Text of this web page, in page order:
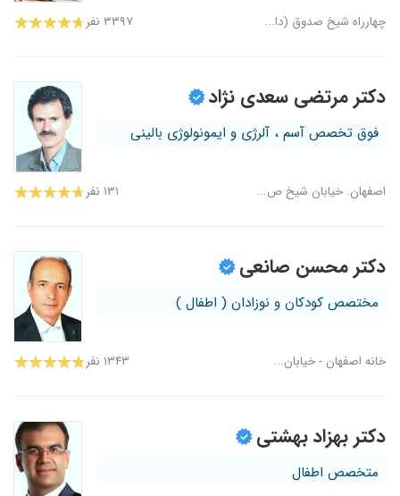
چهارراه شیخ صدوق (دا... ۳۳۹۷ نفر
دکتر مرتضی سعدی نژاد
فوق تخصص آسم ، آلرژی و ایمونولوژی بالینی
اصفهان. خیابان شیخ ص... ۱۳۱ نفر
دکتر محسن صانعی
مختصص کودکان و نوزادان ( اطفال )
خانه اصفهان - خیابان... ۱۳۴۳ نفر
دکتر بهزاد بهشتی
متخصص اطفال